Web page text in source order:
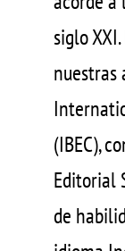
siglo
(IBEC),
Editorial
de